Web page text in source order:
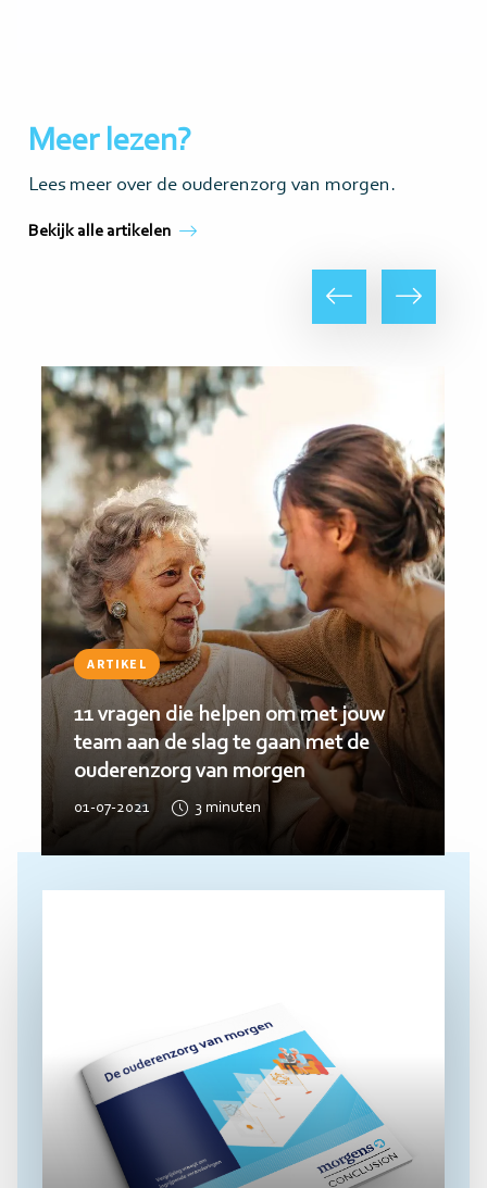
Meer lezen?
Lees meer over de ouderenzorg van morgen.
Bekijk alle artikelen
Volgende
INTERVIEW
Guido Blom (Fundis) over de
ouderenzorg van Morgen
21-06-2019 5 minuten
Lees
meer
Vorige